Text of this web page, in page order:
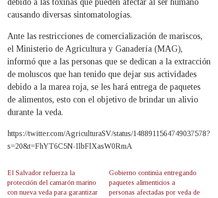
debido a las toxinas que pueden afectar al ser humano
causando diversas sintomatologías.
Ante las restricciones de comercialización de mariscos,
el Ministerio de Agricultura y Ganadería (MAG),
informó que a las personas que se dedican a la extracción
de moluscos que han tenido que dejar sus actividades
debido a la marea roja, se les hará entrega de paquetes
de alimentos, esto con el objetivo de brindar un alivio
durante la veda.
https://twitter.com/AgriculturaSV/status/1488911564749037578?
s=20&t=FhYT6C5N-IlbFlXasW0RmA
El Salvador refuerza la
protección del camarón marino
con nueva veda para garantizar
Gobierno continúa entregando
paquetes alimenticios a
personas afectadas por veda de